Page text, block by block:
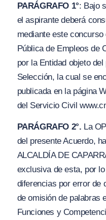
PARÁGRAFO 1°: Bajo
el aspirante deberá
mediante este
Pública de Empleos de
por la Entidad objeto
Selección, la cual se
publicada en la página
del Servicio Civil
PARÁGRAFO 2°. La
del presente Acuerdo,
ALCALDÍA DE
exclusiva de esta, por
diferencias por error de
de omisión de palabras
Funciones y